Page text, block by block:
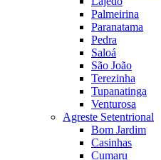
Palmeirina
Paranatama
Pedra
Saloá
São João
Terezinha
Tupanatinga
Venturosa
Agreste Setentrional
Bom Jardim
Casinhas
Cumaru